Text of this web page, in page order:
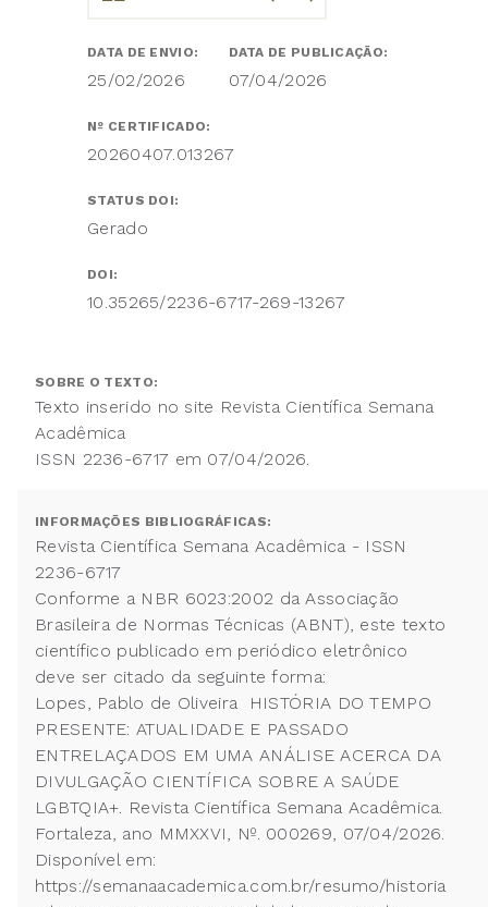
DATA DE ENVIO:
25/02/2026
DATA DE PUBLICAÇÃO:
07/04/2026
Nº CERTIFICADO:
20260407.013267
STATUS DOI:
Gerado
DOI:
10.35265/2236-6717-269-13267
SOBRE O TEXTO:
Texto inserido no site Revista Científica Semana
Acadêmica
ISSN 2236-6717 em 07/04/2026.
INFORMAÇÕES BIBLIOGRÁFICAS:
Revista Científica Semana Acadêmica - ISSN
2236-6717
Conforme a NBR 6023:2002 da Associação
Brasileira de Normas Técnicas (ABNT), este texto
científico publicado em periódico eletrônico
deve ser citado da seguinte forma:
Lopes, Pablo de Oliveira HISTÓRIA DO TEMPO
PRESENTE: ATUALIDADE E PASSADO
ENTRELAÇADOS EM UMA ANÁLISE ACERCA DA
DIVULGAÇÃO CIENTÍFICA SOBRE A SAÚDE
LGBTQIA+. Revista Científica Semana Acadêmica.
Fortaleza, ano MMXXVI, Nº. 000269, 07/04/2026.
Disponível em:
https://semanaacademica.com.br/resumo/historia